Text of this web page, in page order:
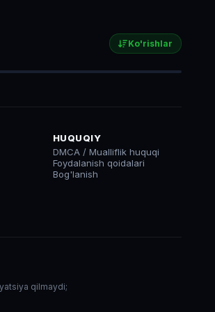
Ko'rishlar
HUQUQIY
DMCA / Mualliflik huquqi
Foydalanish qoidalari
Bog'lanish
qilmaydi;